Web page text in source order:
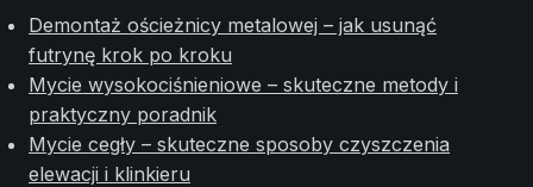
Demontaż ościeżnicy metalowej – jak usunąć
futrynę krok po kroku
Mycie wysokociśnieniowe – skuteczne metody i
praktyczny poradnik
Mycie cegły – skuteczne sposoby czyszczenia
elewacji i klinkieru